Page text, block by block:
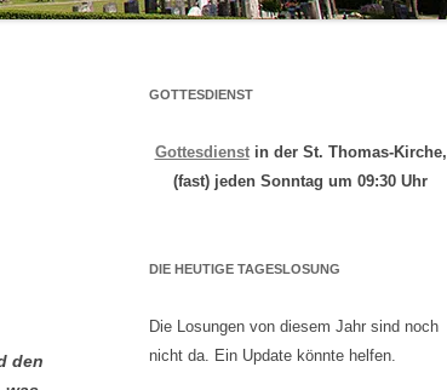
den
GOTTESDIENST
Gottesdienstin der St. Thomas-Kirche,
(fast) jeden Sonntag um 09:30 Uhr
DIE HEUTIGE TAGESLOSUNG
Die Losungen von diesem Jahr sind noch
nicht da. Ein Update könnte helfen.